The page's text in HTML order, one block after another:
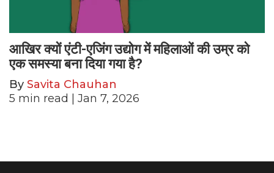
आखिर क्यों एंटी-एजिंग उद्योग में महिलाओं की उम्र को
एक समस्या बना दिया गया है?
By Savita Chauhan
5 min read | Jan 7, 2026